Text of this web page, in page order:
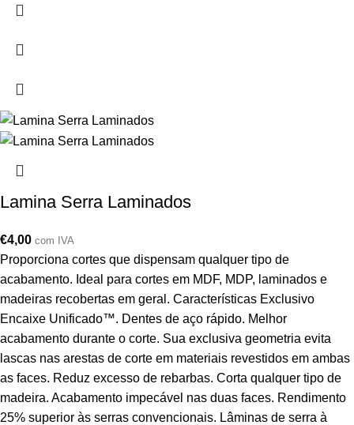
Lamina Serra Laminados
€4,00 com IVA
Proporciona cortes que dispensam qualquer tipo de
acabamento. Ideal para cortes em MDF, MDP, laminados e
madeiras recobertas em geral. Características Exclusivo
Encaixe Unificado™. Dentes de aço rápido. Melhor
acabamento durante o corte. Sua exclusiva geometria evita
lascas nas arestas de corte em materiais revestidos em ambas
as faces. Reduz excesso de rebarbas. Corta qualquer tipo de
madeira. Acabamento impecável nas duas faces. Rendimento
25% superior às serras convencionais. Lâminas de serra à